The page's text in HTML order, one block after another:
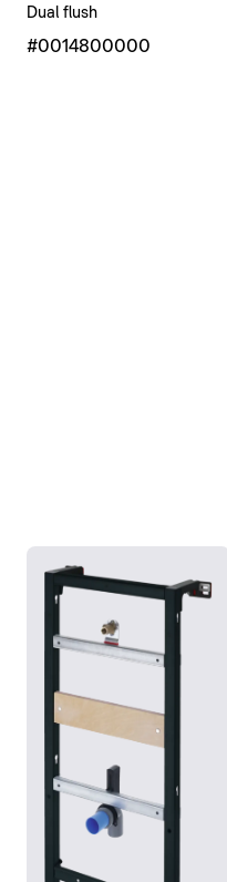
Dual flush
#0014800000